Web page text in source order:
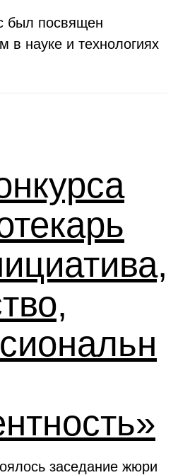
был посвящен
науке и технологиях
заседание жюри